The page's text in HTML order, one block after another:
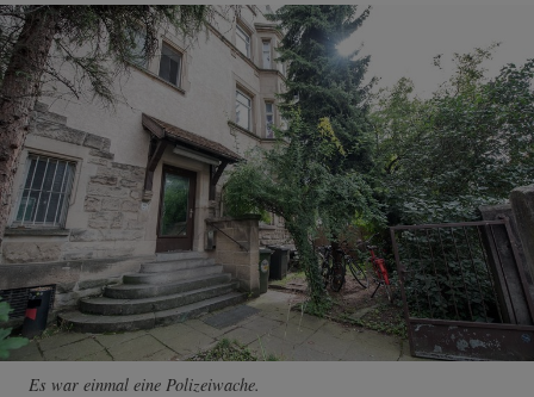
Es war einmal eine Polizeiwache.